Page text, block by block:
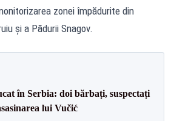
zonei împădurite din
și a Pădurii Snagov.
în Serbia: doi bărbați, suspectați
lui Vučić